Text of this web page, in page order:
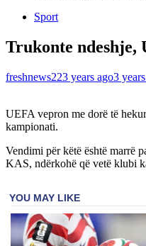
Sport
Trukonte ndeshje,
freshnews223 years ago3
UEFA vepron me dorë të
kampionati.
Vendimi për këtë është marrë
KAS, ndërkohë që vetë klubi